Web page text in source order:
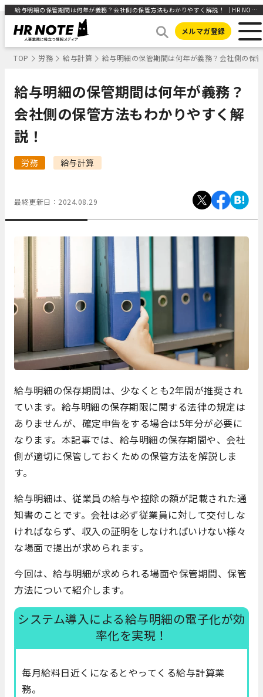
給与明細の保管期間は何年が義務？会社側の保管方法もわかりやすく解説！ ｜HR NOTE
メルマガ登録
TOP 労務 給与計算 給与明細の保管期間は何年が義務？会社側の保
給与明細の保管期間は何年が義務？
会社側の保管方法もわかりやすく解
説！
労務 給与計算
最終更新日： 2024.08.29
給与明細の保存期間は、少なくとも2年間が推奨され
ています。給与明細の保存期限に関する法律の規定は
ありませんが、確定申告をする場合は5年分が必要に
なります。本記事では、給与明細の保存期間や、会社
側が適切に保管しておくための保管方法を解説しま
す。
給与明細は、従業員の給与や控除の額が記載された通
知書のことです。会社は必ず従業員に対して交付しな
ければならず、収入の証明をしなければいけない様々
な場面で提出が求められます。
今回は、給与明細が求められる場面や保管期間、保管
方法について紹介します。
システム導入による給与明細の電子化が効
率化を実現！
毎月給料日近くになるとやってくる給与計算業
務。